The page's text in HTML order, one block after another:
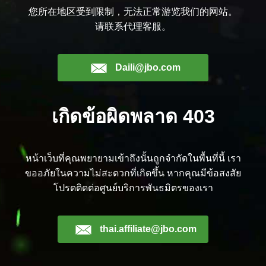
您所在地区受到限制，无法正常游览我们的网站。
请联系代理客服。
Daili@jbo.com
เกิดข้อผิดพลาด 403
หน้าเว็บที่คุณพยายามเข้าถึงนั้นถูกจำกัดในพื้นที่นี้ เรา
ขออภัยในความไม่สะดวกที่เกิดขึ้น หากคุณมีข้อสงสัย
โปรดติดต่อศูนย์บริการพันธมิตรของเรา
thai.affiliate@jbo.com